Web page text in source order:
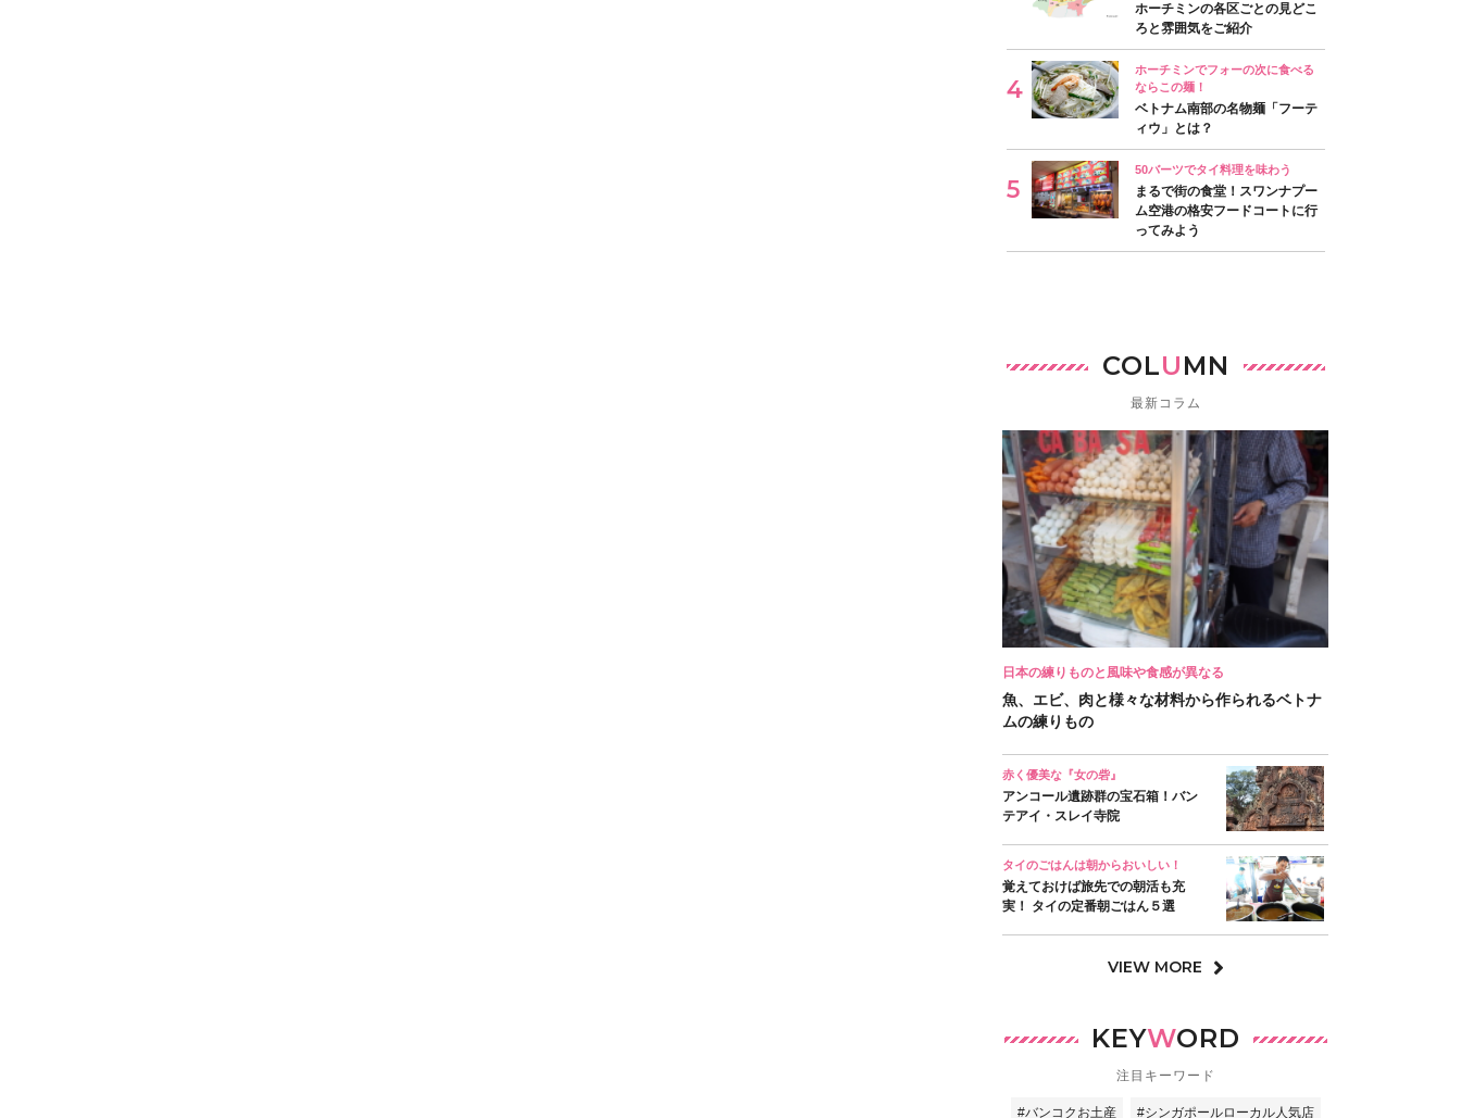
ホーチミンの各区ごとの見どこ
ろと雰囲気をご紹介
ホーチミンでフォーの次に食べる
ならこの麺！
ベトナム南部の名物麺「フーテ
ィウ」とは？
50バーツでタイ料理を味わう
まるで街の食堂！スワンナプー
ム空港の格安フードコートに行
ってみよう
COLUMN
最新コラム
日本の練りものと風味や食感が異なる
魚、エビ、肉と様々な材料から作られるベトナ
ムの練りもの
赤く優美な『女の砦』
アンコール遺跡群の宝石箱！バン
テアイ・スレイ寺院
タイのごはんは朝からおいしい！
覚えておけば旅先での朝活も充
実！ タイの定番朝ごはん５選
VIEW MORE
KEYWORD
注目キーワード
#バンコクお土産 #シンガポールローカル人気店